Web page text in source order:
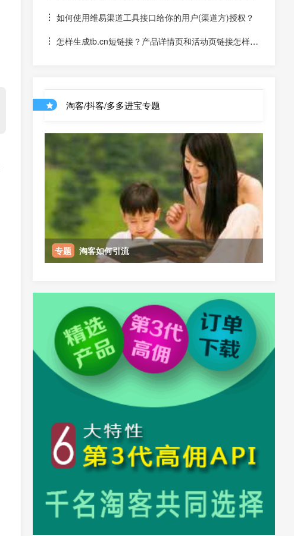
高佣淘口令和高佣推广链接？
如何使用维易渠道工具接口给你的用户(渠道方)授权？
怎样生成tb.cn短链接？产品详情页和活动页链接怎样生
淘客/抖客/多多进宝专题
专题 淘客如何引流